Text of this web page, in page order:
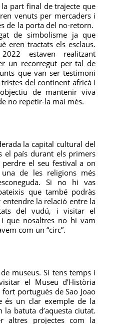
part final de trajecte que
venuts per mercaders i
de la porta del no-retorn.
de simbolisme ja que
eren tractats els esclaus.
estaven realitzant
un recorregut per tal de
que van ser testimoni
tristes del continent africà i
de mantenir viva
no repetir-la mai més.
la capital cultural del
el país durant els primers
el seu festival a on
de les religions més
Si no hi vas
que també podràs
la relació entre la
del vudú, i visitar el
que nosaltres no hi vam
com un “circ”.
museus. Si tens temps i
el Museu d’Història
fort portuguès de Sao Joao
és un clar exemple de la
la batuta d’aquesta ciutat.
altres projectes com la